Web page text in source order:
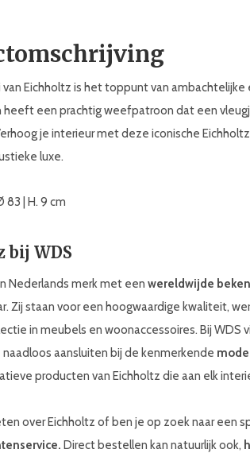
van Eichholtz is het toppunt van
heeft een prachtig weefpatroon dat een
je interieur met deze iconische
luxe.
83 | H. 9 cm
bij WDS
Nederlands merk met een wereldwijde
Zij staan voor een hoogwaardige kwaliteit,
in meubels en woonaccessoires. Bij WDS
naadloos aansluiten bij de kenmerkende
producten van Eichholtz die aan elk
over Eichholtz of ben je op zoek naar een
Direct bestellen kan natuurlijk ook,